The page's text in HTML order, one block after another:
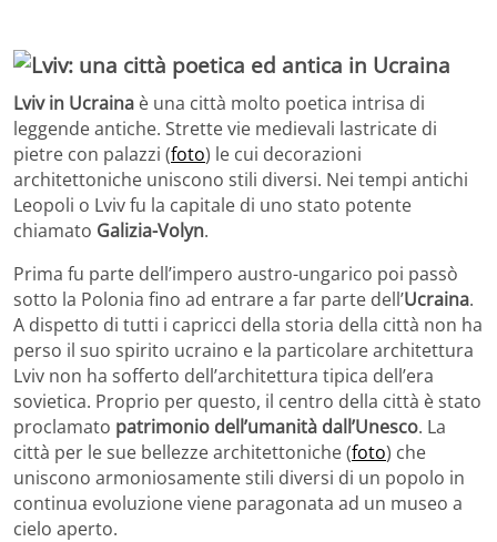
Lviv in Ucraina è una città molto poetica intrisa di
leggende antiche. Strette vie medievali lastricate di
pietre con palazzi (foto) le cui decorazioni
architettoniche uniscono stili diversi. Nei tempi antichi
Leopoli o Lviv fu la capitale di uno stato potente
chiamato Galizia-Volyn.
Prima fu parte dell’impero austro-ungarico poi passò
sotto la Polonia fino ad entrare a far parte dell’Ucraina.
A dispetto di tutti i capricci della storia della città non ha
perso il suo spirito ucraino e la particolare architettura
Lviv non ha sofferto dell’architettura tipica dell’era
sovietica. Proprio per questo, il centro della città è stato
proclamato patrimonio dell’umanità dall’Unesco. La
città per le sue bellezze architettoniche (foto) che
uniscono armoniosamente stili diversi di un popolo in
continua evoluzione viene paragonata ad un museo a
cielo aperto.